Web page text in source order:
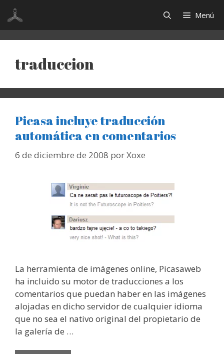
Saltar
contenido
Menú
traduccion
Picasa incluye traducción
automática en comentarios
6 de diciembre de 2008 porXoxe
La herramienta de imágenes online, Picasaweb
ha incluido su motor de traducciones a los
comentarios que puedan haber en las imágenes
alojadas en dicho servidor de cualquier idioma
que no sea el nativo original del propietario de
la galería de …